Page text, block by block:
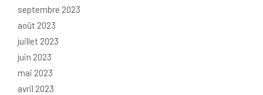
septembre 2023
août 2023
juillet 2023
juin 2023
mai 2023
avril 2023